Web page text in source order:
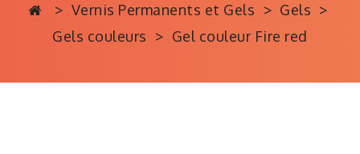
Vernis Permanents et Gels
Gels
Gels couleurs
Gel couleur Fire red